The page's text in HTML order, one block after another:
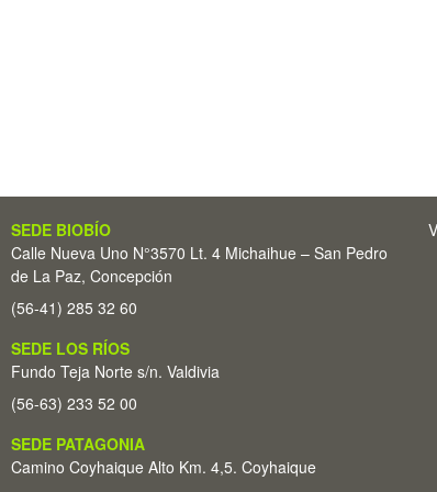
SEDE BIOBÍO
Calle Nueva Uno N°3570 Lt. 4 Michaihue – San Pedro
de La Paz, Concepción
(56-41) 285 32 60
SEDE LOS RÍOS
Fundo Teja Norte s/n. Valdivia
(56-63) 233 52 00
SEDE PATAGONIA
Camino Coyhaique Alto Km. 4,5. Coyhaique